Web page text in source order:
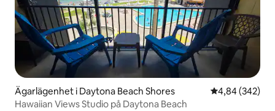
Ägarlägenhet i Daytona Beach Shores 4,84 av 5 i
4,84 (342)
Hawaiian Views Studio på Daytona Beach